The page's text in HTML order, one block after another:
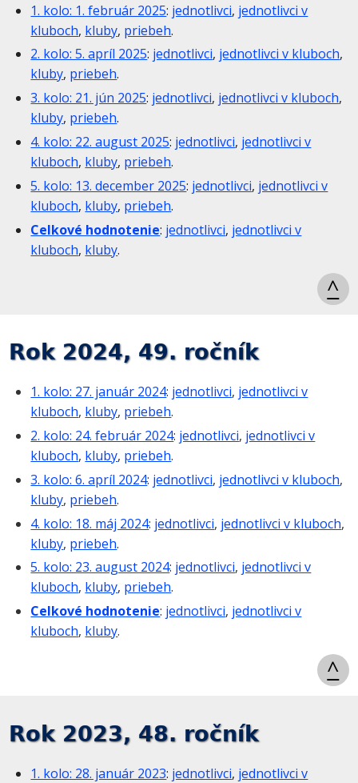
1. kolo: 1. február 2025: jednotlivci, jednotlivci v
kluboch, kluby, priebeh.
2. kolo: 5. apríl 2025: jednotlivci, jednotlivci v kluboch,
kluby, priebeh.
3. kolo: 21. jún 2025: jednotlivci, jednotlivci v kluboch,
kluby, priebeh.
4. kolo: 22. august 2025: jednotlivci, jednotlivci v
kluboch, kluby, priebeh.
5. kolo: 13. december 2025: jednotlivci, jednotlivci v
kluboch, kluby, priebeh.
Celkové hodnotenie: jednotlivci, jednotlivci v
kluboch, kluby.
^
Rok 2024, 49. ročník
1. kolo: 27. január 2024: jednotlivci, jednotlivci v
kluboch, kluby, priebeh.
2. kolo: 24. február 2024: jednotlivci, jednotlivci v
kluboch, kluby, priebeh.
3. kolo: 6. apríl 2024: jednotlivci, jednotlivci v kluboch,
kluby, priebeh.
4. kolo: 18. máj 2024: jednotlivci, jednotlivci v kluboch,
kluby, priebeh.
5. kolo: 23. august 2024: jednotlivci, jednotlivci v
kluboch, kluby, priebeh.
Celkové hodnotenie: jednotlivci, jednotlivci v
kluboch, kluby.
^
Rok 2023, 48. ročník
1. kolo: 28. január 2023: jednotlivci, jednotlivci v